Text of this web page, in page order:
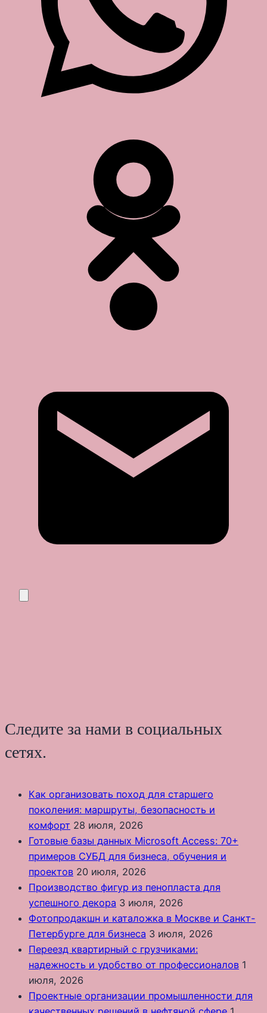
Следите за нами в социальных
сетях.
Как организовать поход для старшего
поколения: маршруты, безопасность и
комфорт 28 июля, 2026
Готовые базы данных Microsoft Access: 70+
примеров СУБД для бизнеса, обучения и
проектов 20 июля, 2026
Производство фигур из пенопласта для
успешного декора 3 июля, 2026
Фотопродакшн и каталожка в Москве и Санкт-
Петербурге для бизнеса 3 июля, 2026
Переезд квартирный с грузчиками:
надежность и удобство от профессионалов 1
июля, 2026
Проектные организации промышленности для